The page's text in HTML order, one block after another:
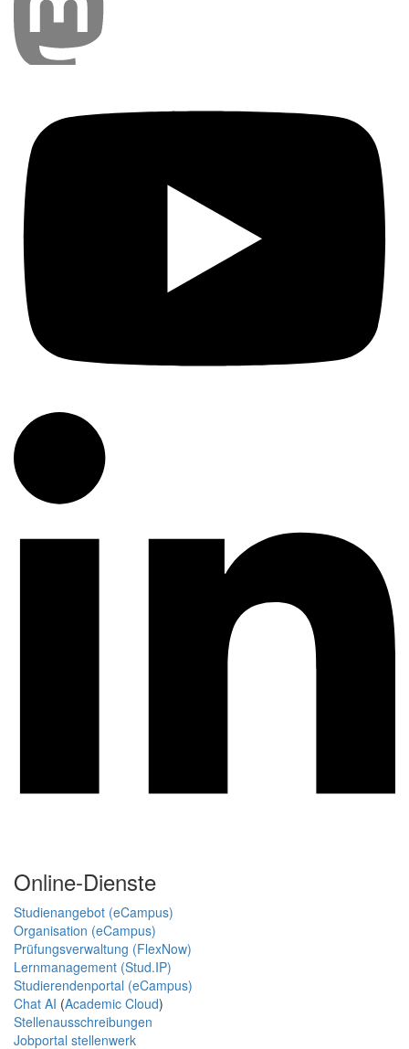
Online-Dienste
Studienangebot (eCampus)
Organisation (eCampus)
Prüfungsverwaltung (FlexNow)
Lernmanagement (Stud.IP)
Studierendenportal (eCampus)
Chat AI (Academic Cloud)
Stellenausschreibungen
Jobportal stellenwerk